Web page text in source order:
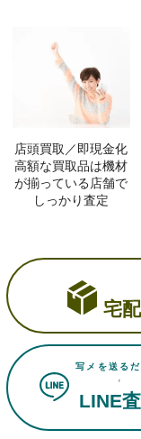
店頭買取／即現金化
高額な買取品は機材
が揃っている店舗で
しっかり査定
宅
写メを送るだ
LINE